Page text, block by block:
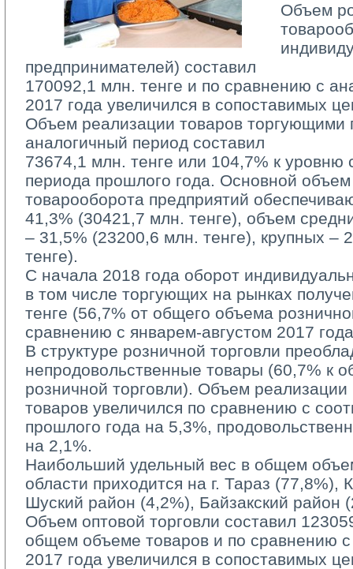
Объем
предпринимателей) составил
170092,1 млн. тенге и по сравнению с
2017 года увеличился в сопоставимых
Объем реализации товаров торгующими
аналогичный период составил
73674,1 млн. тенге или 104,7% к уровню
периода прошлого года. Основной объем
товарооборота предприятий
41,3% (30421,7 млн. тенге), объем
– 31,5% (23200,6 млн. тенге), крупных –
тенге).
С начала 2018 года оборот
в том числе торгующих на рынках
тенге (56,7% от общего объема
сравнению с январем-августом 2017
В структуре розничной торговли
непродовольственные товары (60,7% к
розничной торговли). Объем
товаров увеличился по сравнению с
прошлого года на 5,3%,
на 2,1%.
Наибольший удельный вес в общем
области приходится на г. Тараз (77,8%),
Шуский район (4,2%), Байзакский район
Объем оптовой торговли составил
общем объеме товаров и по сравнению
2017 года увеличился в сопоставимых